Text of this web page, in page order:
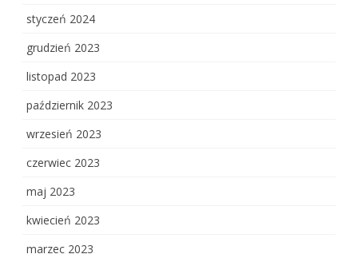
styczeń 2024
grudzień 2023
listopad 2023
październik 2023
wrzesień 2023
czerwiec 2023
maj 2023
kwiecień 2023
marzec 2023